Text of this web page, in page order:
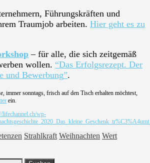
Führungskräften und
Traumjob arbeiten. Hier geht es zu
– für alle, die sich zeitgemäß
wollen. “Das Erfolgsrezept. Der
und Bewerbung”.
immer sonntags, frisch auf den Tisch erhalten möchtest,
ein.
lifechannel.ch/wp-
Strahlkraft Weihnachten Wert